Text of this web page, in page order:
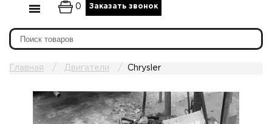
0 Заказать звонок
Главная Двигатели Chrysler